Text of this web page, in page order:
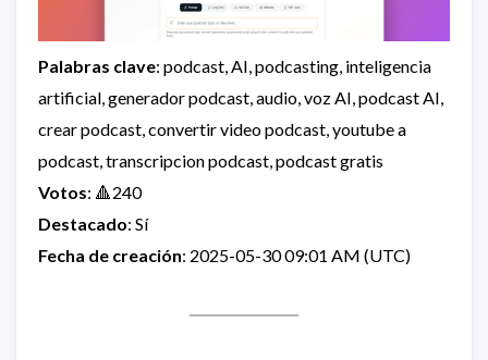
Palabras clave: podcast, AI, podcasting, inteligencia
artificial, generador podcast, audio, voz AI, podcast AI,
crear podcast, convertir video podcast, youtube a
podcast, transcripcion podcast, podcast gratis
Votos: 🔺240
Destacado: Sí
Fecha de creación: 2025-05-30 09:01 AM (UTC)